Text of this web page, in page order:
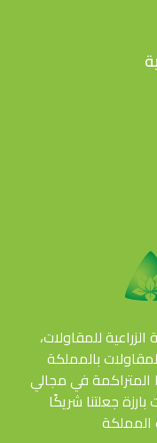
للمقاولات،
بالمملكة
المتراكمة في مجالي
جعلتنا شريكًا
المملكة